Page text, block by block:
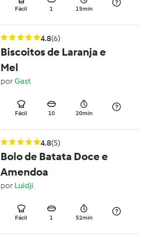
Fácil 1 15min
4.8(6)
Biscoitos de Laranja e
Mel
porGast
Fácil 10 20min
4.8(5)
Bolo de Batata Doce e
Amendoa
por Luidji
Fácil 1 52min